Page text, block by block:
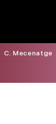
C. Mecenatge